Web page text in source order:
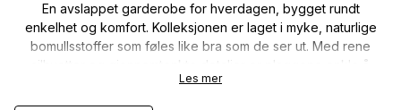
En avslappet garderobe for hverdagen, bygget rundt
enkelhet og komfort. Kolleksjonen er laget i myke, naturlige
bomullsstoffer som føles like bra som de ser ut. Med rene
silhuetter og gjennomtenkte detaljer er plaggene enkle å
bruke, style og vende tilbake til – dag etter dag.
Les mer